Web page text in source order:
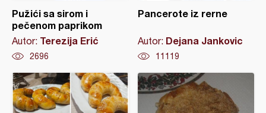
Pužići sa sirom i
pečenom paprikom
Autor: Terezija Erić
2696
Pancerote iz rerne
Autor: Dejana Jankovic
11119